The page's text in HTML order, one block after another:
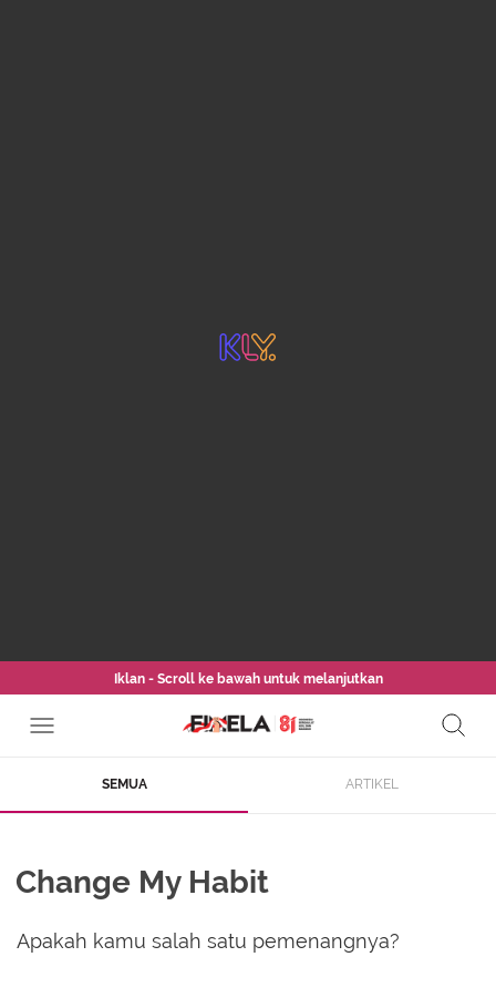
Iklan - Scroll ke bawah untuk melanjutkan
SEMUA ARTIKEL
Change My Habit
Apakah kamu salah satu pemenangnya?